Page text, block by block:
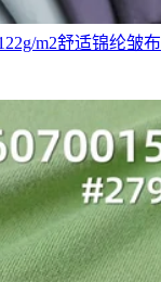
m2舒适锦纶皱